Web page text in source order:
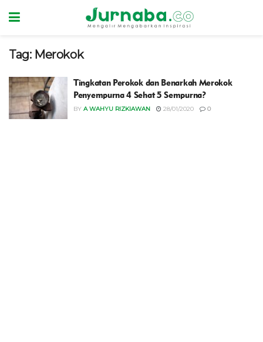
Tag: Merokok
Tingkatan Perokok dan Benarkah Merokok
Penyempurna 4 Sehat 5 Sempurna?
BY A WAHYU RIZKIAWAN 28/01/2020 0